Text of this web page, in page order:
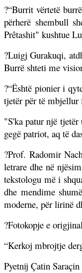
?“Burrit vërtetë
përherë shembull
Prêtashit" kushtue
?Luigj Gurakuqi,
Burrë shteti me
?“Është pionier i
tjetër për të mbjellur
"S'ka patur një
gegë patriot, aq të
?Prof. Radomir
letrare dhe në
tekstologu më i
dhe mendime
moderne, për lirinë
?Fotokopje e
“Kerkoj mbrojtje
Pyetnij Çatin